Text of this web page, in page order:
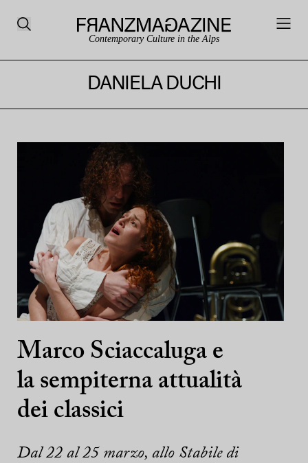
Contemporary Culture in the Alps
DANIELA DUCHI
Marco Sciaccaluga e
la sempiterna attualità
dei classici
Dal 22 al 25 marzo, allo Stabile di